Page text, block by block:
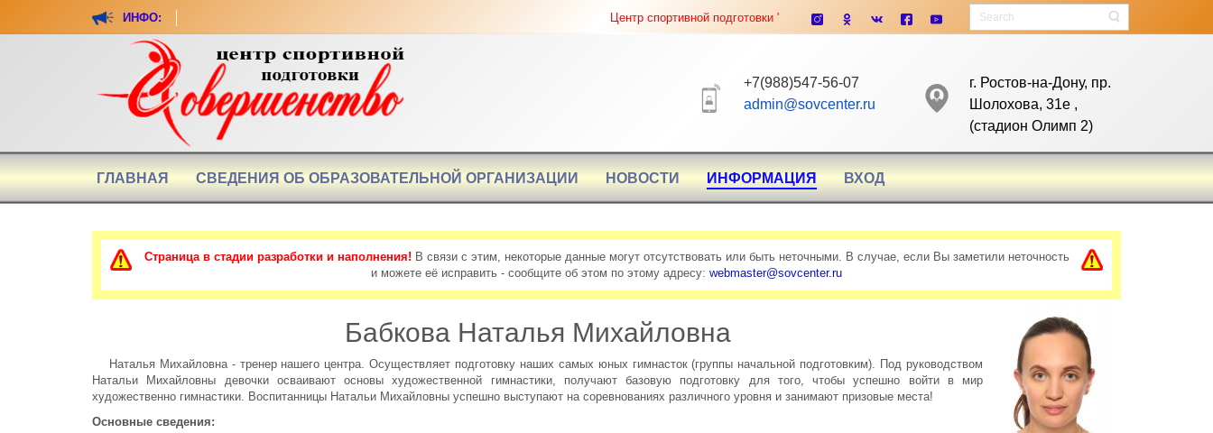
ИНФО: Центр спортивной подготовки "Совершенство" ведёт набор мальчиков и девочек в возрасте от 4 лет для
г. Ростов-на-Дону, пр.
Шолохова, 31е ,
(cтадион Олимп 2)
+7(988)547-56-07
admin@sovcenter.ru
ГЛАВНАЯ СВЕДЕНИЯ ОБ ОБРАЗОВАТЕЛЬНОЙ ОРГАНИЗАЦИИ НОВОСТИ ИНФОРМАЦИЯ ВХОД
Страница в стадии разработки и наполнения! В связи с этим, некоторые данные могут отсутствовать или быть неточными. В случае, если Вы заметили неточность
и можете её исправить - сообщите об этом по этому адресу: webmaster@sovcenter.ru
Бабкова Наталья Михайловна
Наталья Михайловна - тренер нашего центра. Осуществляет подготовку наших самых юных гимнасток (группы начальной подготовким). Под руководством
Натальи Михайловны девочки осваивают основы художественной гимнастики, получают базовую подготовку для того, чтобы успешно войти в мир
художественно гимнастики. Воспитанницы Натальи Михайловны успешно выступают на соревнованиях различного уровня и занимают призовые места!
Основные сведения: